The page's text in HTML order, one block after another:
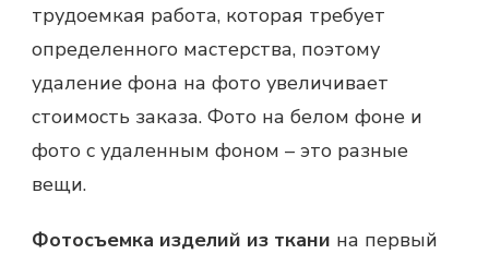
трудоемкая работа, которая требует
определенного мастерства, поэтому
удаление фона на фото увеличивает
стоимость заказа. Фото на белом фоне и
фото с удаленным фоном – это разные
вещи.
Фотосъемка изделий из ткани на первый